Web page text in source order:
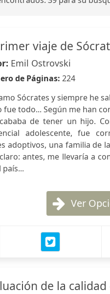
viaje de
Emil Ostrovski
de Páginas: 224
Sócrates y siempre he
fue todo... Según me han
de tener un hijo.
adolescente, fue
adoptivos, una familia de
antes, me llevaría a
Ver
de la